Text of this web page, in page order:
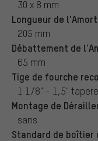
30 x 8 mm
Longueur de
205 mm
Débattement de
65 mm
Tige de fourche
1 1/8" - 1,5"
Montage de
sans
Standard de boîtier